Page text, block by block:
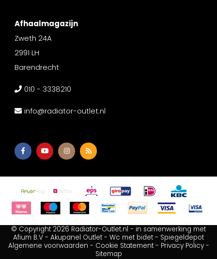
Afhaalmagazijn
Zweth 24A
2991 LH
Barendrecht
010 - 3338210
info@radiator-outlet.nl
© Copyright 2026 Radiator-Outlet.nl - in samenwerking met
Afium B.V - Akupanel Outlet - Wc met bidet - Spiegeldepot
Algemene voorwaarden - Cookie Statement- Privacy Policy-
Sitemap